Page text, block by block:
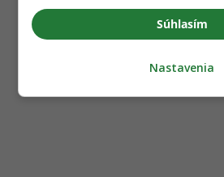
Súhlasím
Nastavenia